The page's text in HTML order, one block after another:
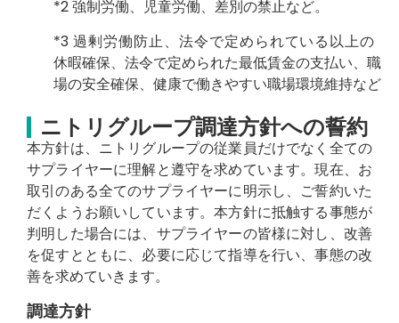
*2強制労働、 児童労働、 差別の禁止など。
*3 過剰労働防止、 法令で定められている以上の
休暇確保、 法令で定められた最低賃金の支払い、職
場の安全確保、 健康で働きやすい職場環境維持など
ニトリグループ調達方針への誓約
本方針は、ニトリグループの従業員だけでなく全ての
サプライヤーに理解と遵守を求めています。現在、お
取引のある全てのサプライヤーに明示し、ご誓約いた
だくようお願いしています。本方針に抵触する事態が
判明した場合には、サプライヤーの皆様に対し、改善
を促すとともに、必要に応じて指導を行い、事態の改
善を求めていきます。
調達方針